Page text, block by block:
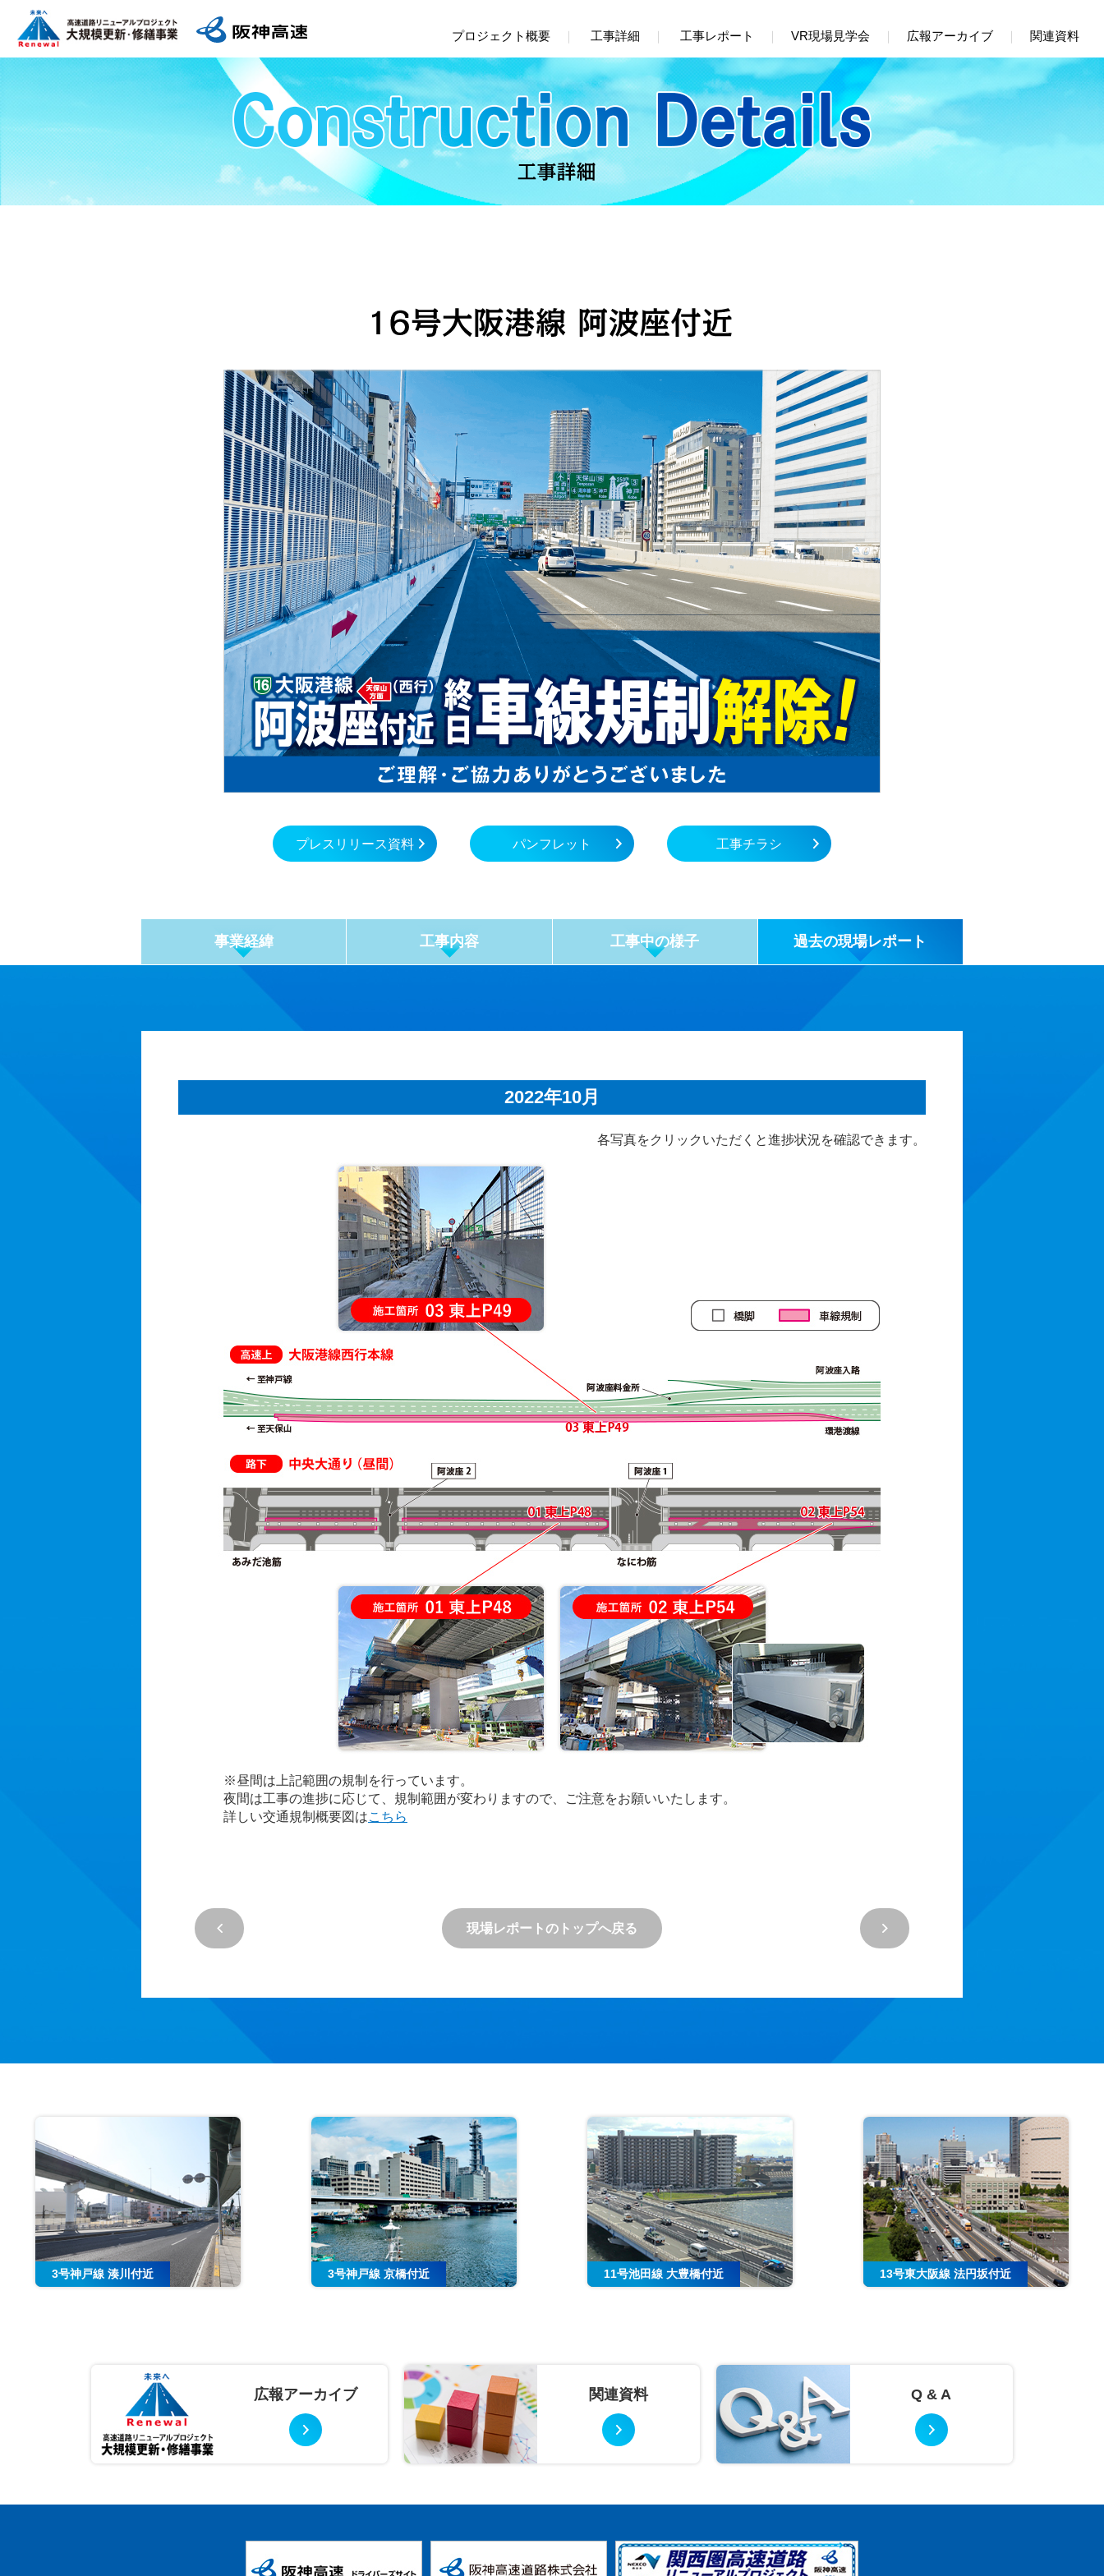
プロジェクト概要 工事詳細
14号松原線 喜連瓜破付近 15号堺線 湊町付近 16号大阪港線 阿波座付近 32号 新神戸トンネル
工事レポート
第5回 1号環状線〈南行〉 約20年ぶり
大規模交通規制工事完了
第6回 1号環状線リニューアル工事2020
南行・2021北行 工事...
第7回 16号大阪港線阿波座付近 拡幅
部の主桁を取り換え、道路の縦...
第8回 14号松原線喜連瓜破付近 2年半
の全面通行止め、世界初の工...
VR現場見学会 広報アーカイブ 関連資料
プレスリリース資料 パンフレット 工事チラシ
事業経緯 工事内容 工事中の様子 過去の現場レポート
2022年10月
各写真をクリックいただくと進捗状況を確認できます。
※昼間は上記範囲の規制を行っています。
夜間は工事の進捗に応じて、規制範囲が変わりますので、ご注意をお願いいたします。
詳しい交通規制概要図はこちら
現場レポートのトップへ戻る
3号神戸線 湊川付近 3号神戸線 京橋付近 11号池田線 大豊橋付近 13号東大阪線 法円坂付近
広報アーカイブ 関連資料 Q & A